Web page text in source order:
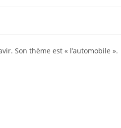
Son thème est « l’automobile ».